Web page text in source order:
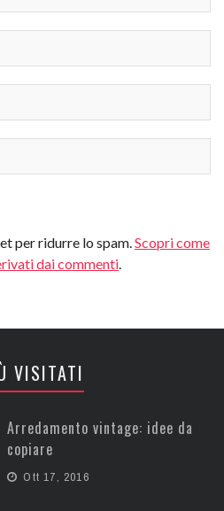
per ridurre lo spam.Scopri come
dai commenti.
VISITATI
Arredamento vintage: idee da
copiare
Ott 17, 2016